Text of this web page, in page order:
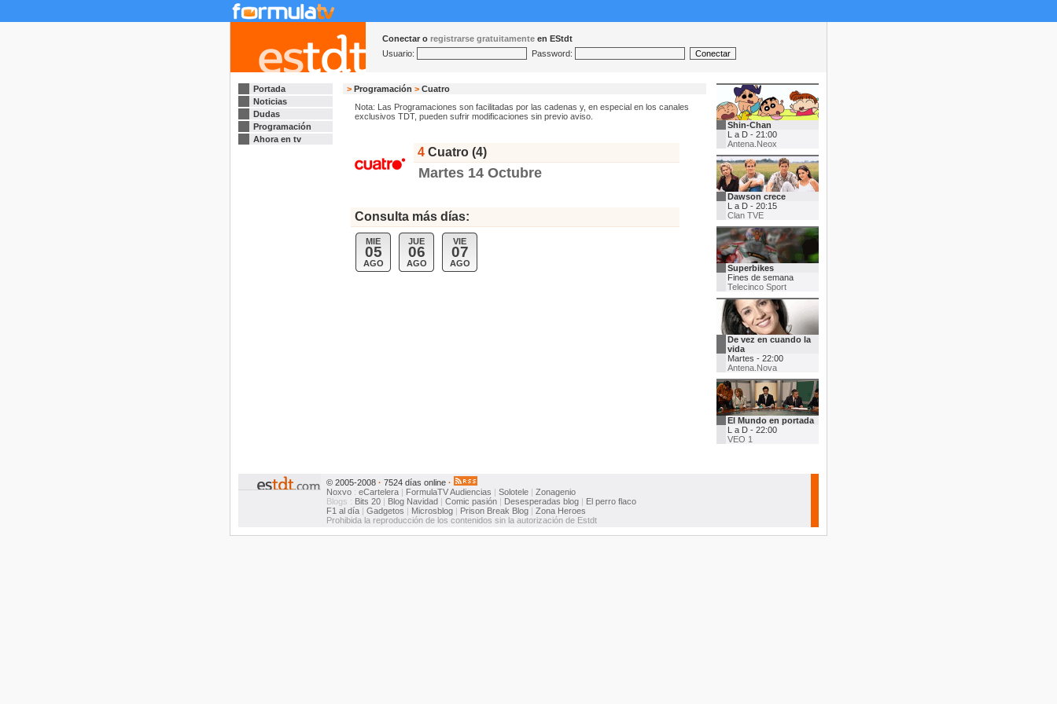
Conectar o registrarse gratuitamente en EStdt
Usuario:
Password:
Portada
Noticias
Dudas
Programación
Ahora en tv
> Programación > Cuatro
Nota: Las Programaciones son facilitadas por las cadenas y, en especial en los canales
exclusivos TDT, pueden sufrir modificaciones sin previo aviso.
4 Cuatro (4)
Martes 14 Octubre
Consulta más días:
MIE
05
AGO
JUE
06
AGO
VIE
07
AGO
Shin-Chan
L a D - 21:00
Antena.Neox
Dawson crece
L a D - 20:15
Clan TVE
Superbikes
Fines de semana
Telecinco Sport
De vez en cuando la
vida
Martes - 22:00
Antena.Nova
El Mundo en portada
L a D - 22:00
VEO 1
© 2005-2008 · 7524 días online ·
Noxvo : eCartelera | FormulaTVAudiencias | Solotele | Zonagenio
Blogs : Bits 20 | Blog Navidad | Comic pasión | Desesperadas blog | El perro flaco
F1 al día | Gadgetos | Microsblog | Prison Break Blog | Zona Heroes
Prohibida la reproducción de los contenidos sin la autorización de Estdt